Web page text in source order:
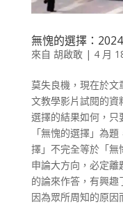
無愧的選擇：
來自 胡啟敢| 4 月
莫失良機，現在於文
文教學影片試閱的資
選擇的結果如何，只
「無愧的選擇」為
擇」不完全等於「無
申論大方向，必定離
的論來作答，有興
因為眾所周知的原因